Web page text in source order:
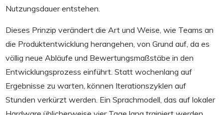
Nutzungsdauer entstehen.
Dieses Prinzip verändert die Art und Weise, wie Teams an
die Produktentwicklung herangehen, von Grund auf, da es
völlig neue Abläufe und Bewertungsmaßstäbe in den
Entwicklungsprozess einführt. Statt wochenlang auf
Ergebnisse zu warten, können Iterationszyklen auf
Stunden verkürzt werden. Ein Sprachmodell, das auf lokaler